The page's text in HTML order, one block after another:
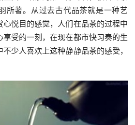
所著。从过去古代品茶就是一种艺
悦目的感觉，人们在品茶的过程中
享受的一刻，在现在都市快习奏的生
少人喜欢上这种静静品茶的感受，